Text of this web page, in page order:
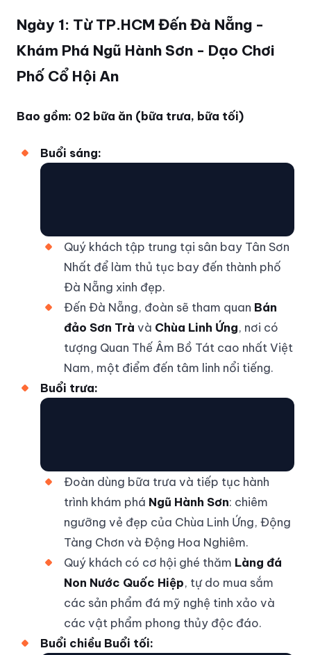
Ngày 1: Từ TP.HCM Đến Đà Nẵng -
Khám Phá Ngũ Hành Sơn - Dạo Chơi
Phố Cổ Hội An
Bao gồm: 02 bữa ăn (bữa trưa, bữa tối)
Buổi sáng:
Quý khách tập trung tại sân bay Tân Sơn
Nhất để làm thủ tục bay đến thành phố
Đà Nẵng xinh đẹp.
Đến Đà Nẵng, đoàn sẽ tham quan Bán
đảo Sơn Trà và Chùa Linh Ứng, nơi có
tượng Quan Thế Âm Bồ Tát cao nhất Việt
Nam, một điểm đến tâm linh nổi tiếng.
Buổi trưa:
Đoàn dùng bữa trưa và tiếp tục hành
trình khám phá Ngũ Hành Sơn: chiêm
ngưỡng vẻ đẹp của Chùa Linh Ứng, Động
Tàng Chơn và Động Hoa Nghiêm.
Quý khách có cơ hội ghé thăm Làng đá
Non Nước Quốc Hiệp, tự do mua sắm
các sản phẩm đá mỹ nghệ tinh xảo và
các vật phẩm phong thủy độc đáo.
Buổi chiều Buổi tối: